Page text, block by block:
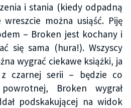
i stania (kiedy odpadną
można usiąść. Piję
– Broken jest kochany i
się sama (hura!). Wszyscy
wygrać ciekawe książki, ja
z czarnej serii – będzie co
Broken wygrał
podskakującej na widok